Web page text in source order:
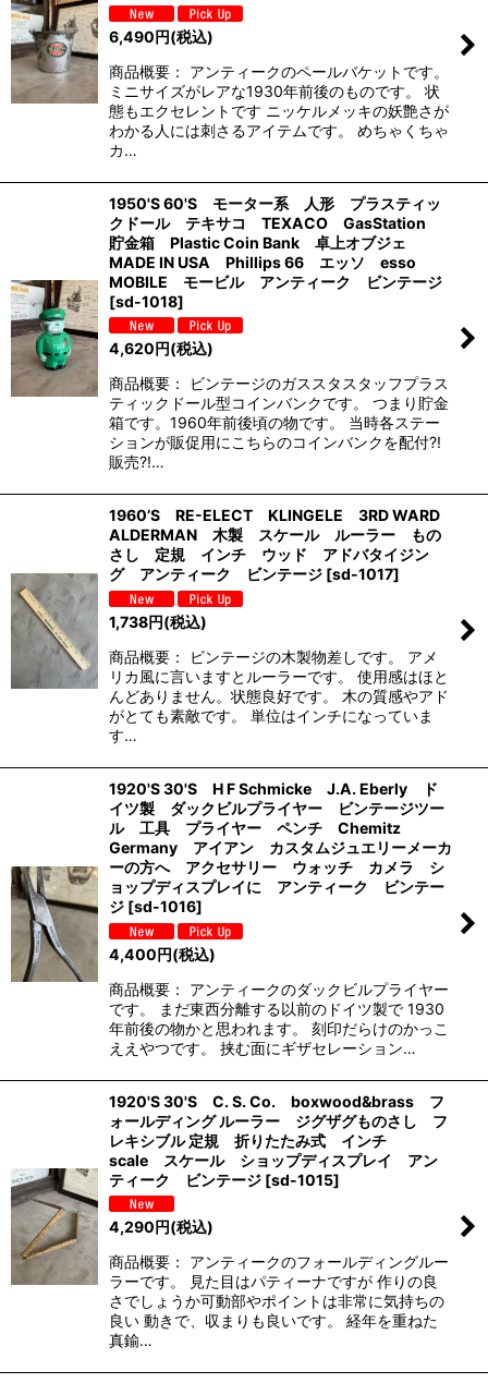
6,490円(税込)
商品概要： アンティークのペールバケットです。
ミニサイズがレアな1930年前後のものです。 状
態もエクセレントです ニッケルメッキの妖艶さが
わかる人には刺さるアイテムです。 めちゃくちゃ
カ…
1950'S 60'S モーター系 人形 プラスティッ
クドール テキサコ TEXACO GasStation
貯金箱 Plastic Coin Bank 卓上オブジェ
MADE IN USA Phillips 66 エッソ esso
MOBILE モービル アンティーク ビンテージ
[sd-1018]
4,620円(税込)
商品概要： ビンテージのガススタスタッフプラス
ティックドール型コインバンクです。 つまり貯金
箱です。1960年前後頃の物です。 当時各ステー
ションが販促用にこちらのコインバンクを配付?!
販売?!…
1960’S RE-ELECT KLINGELE 3RD WARD
ALDERMAN 木製 スケール ルーラー もの
さし 定規 インチ ウッド アドバタイジン
グ アンティーク ビンテージ [sd-1017]
1,738円(税込)
商品概要： ビンテージの木製物差しです。 アメ
リカ風に言いますとルーラーです。 使用感はほと
んどありません。状態良好です。 木の質感やアド
がとても素敵です。 単位はインチになっていま
す…
1920'S 30'S H F Schmicke J.A. Eberly ド
イツ製 ダックビルプライヤー ビンテージツー
ル 工具 プライヤー ペンチ Chemitz
Germany アイアン カスタムジュエリーメーカ
ーの方へ アクセサリー ウォッチ カメラ シ
ョップディスプレイに アンティーク ビンテー
ジ [sd-1016]
4,400円(税込)
商品概要： アンティークのダックビルプライヤー
です。 まだ東西分離する以前のドイツ製で 1930
年前後の物かと思われます。 刻印だらけのかっこ
ええやつです。 挟む面にギザセレーション…
1920'S 30'S C. S. Co. boxwood&brass フ
ォールディング ルーラー ジグザグものさし フ
レキシブル 定規 折りたたみ式 インチ
scale スケール ショップディスプレイ アン
ティーク ビンテージ [sd-1015]
4,290円(税込)
商品概要： アンティークのフォールディングルー
ラーです。 見た目はパティーナですが 作りの良
さでしょうか可動部やポイントは非常に気持ちの
良い 動きで、収まりも良いです。 経年を重ねた
真鍮…